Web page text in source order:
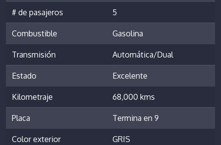
# de pasajeros 5
Combustible Gasolina
Transmisión Automática/Dual
Estado Excelente
Kilometraje 68,000 kms
Placa Termina en 9
Color exterior GRIS